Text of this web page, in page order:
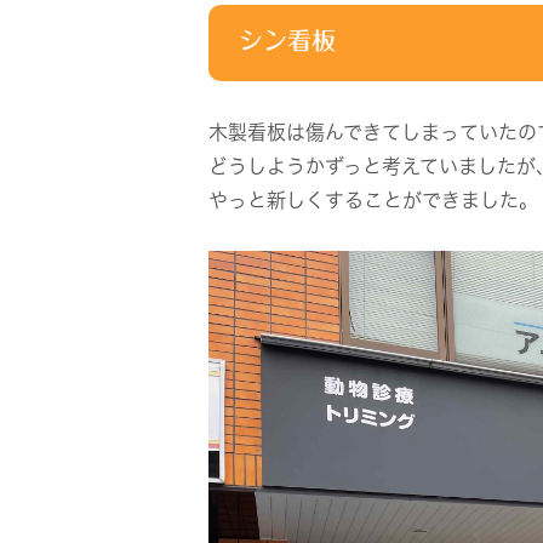
シン看板
木製看板は傷んできてしまっていたの
どうしようかずっと考えていましたが
やっと新しくすることができました。